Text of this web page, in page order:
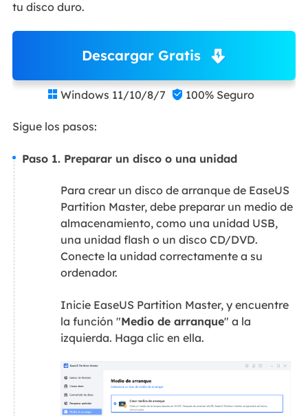
tu disco duro.
Descargar Gratis
 Windows 11/10/8/7  100% Seguro
Sigue los pasos:
Paso 1. Preparar un disco o una unidad​
Para crear un disco de arranque de EaseUS
Partition Master, debe preparar un medio de
almacenamiento, como una unidad USB,
una unidad flash o un disco CD/DVD.
Conecte la unidad correctamente a su
ordenador.
Inicie EaseUS Partition Master, y encuentre
la función "Medio de arranque" a la
izquierda. Haga clic en ella.